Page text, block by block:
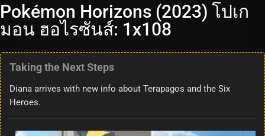
Pokémon Horizons (2023) โปเก
มอน ฮอไรซันส์: 1x108
Taking the Next Steps
Diana arrives with new info about Terapagos and the Six
Heroes.